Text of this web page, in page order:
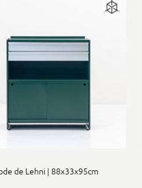
de Lehni | 88x33x95cm